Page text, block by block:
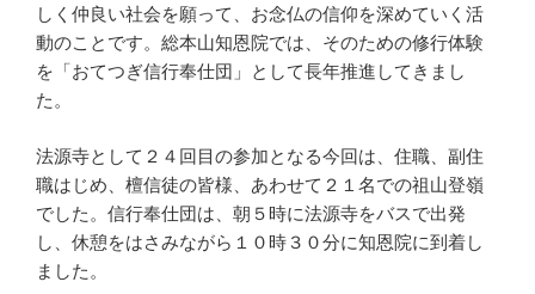
しく仲良い社会を願って、お念仏の信仰を深めていく活
動のことです。総本山知恩院では、そのための修行体験
を「おてつぎ信行奉仕団」として長年推進してきまし
た。
法源寺として２４回目の参加となる今回は、住職、副住
職はじめ、檀信徒の皆様、あわせて２１名での祖山登嶺
でした。信行奉仕団は、朝５時に法源寺をバスで出発
し、休憩をはさみながら１０時３０分に知恩院に到着し
ました。